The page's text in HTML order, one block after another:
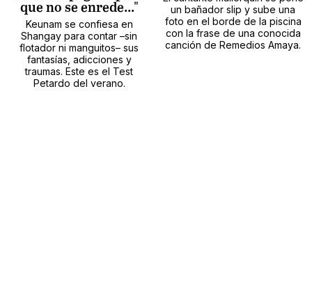
que no se enrede..."
Keunam se confiesa en
Shangay para contar –sin
flotador ni manguitos– sus
fantasías, adicciones y
traumas. Este es el Test
Petardo del verano.
un bañador slip y sube una
foto en el borde de la piscina
con la frase de una conocida
canción de Remedios Amaya.